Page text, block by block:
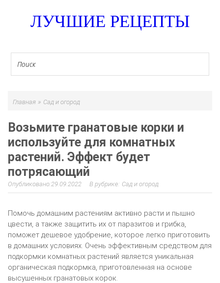
ЛУЧШИЕ РЕЦЕПТЫ
Главная » Сад и огород
Возьмите гранатовые корки и
используйте для комнатных
растений. Эффект будет
потрясающий
29.09.2022 Сад и огород
Помочь домашним растениям активно расти и пышно
цвести, а также защитить их от паразитов и грибка,
поможет дешевое удобрение, которое легко приготовить
в домашних условиях. Очень эффективным средством для
подкормки комнатных растений является уникальная
органическая подкормка, приготовленная на основе
высушенных гранатовых корок.